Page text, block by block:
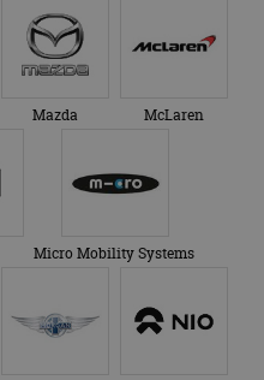
Mazda McLaren
Micro Mobility Systems